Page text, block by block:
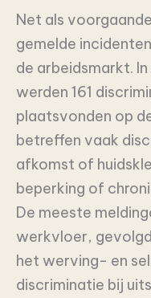
Net als
gemelde
de arbeidsmarkt.
werden 161
plaatsvonden op
betreffen vaak
afkomst of
beperking of
De meeste
werkvloer,
het werving- en
discriminatie bij